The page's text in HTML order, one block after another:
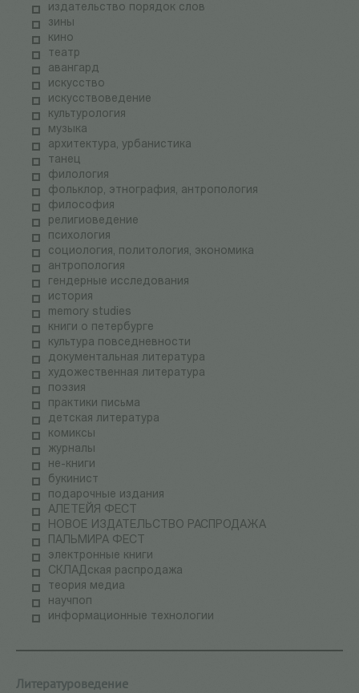
издательство порядок слов
зины
кино
театр
авангард
искусство
искусствоведение
культурология
музыка
архитектура, урбанистика
танец
филология
фольклор, этнография, антропология
философия
религиоведение
психология
социология, политология, экономика
антропология
гендерные исследования
история
memory studies
книги о петербурге
культура повседневности
документальная литература
художественная литература
поэзия
практики письма
детская литература
комиксы
журналы
не-книги
букинист
подарочные издания
АЛЕТЕЙЯ ФЕСТ
НОВОЕ ИЗДАТЕЛЬСТВО РАСПРОДАЖА
ПАЛЬМИРА ФЕСТ
электронные книги
СКЛАДская распродажа
теория медиа
научпоп
информационные технологии
Литературоведение